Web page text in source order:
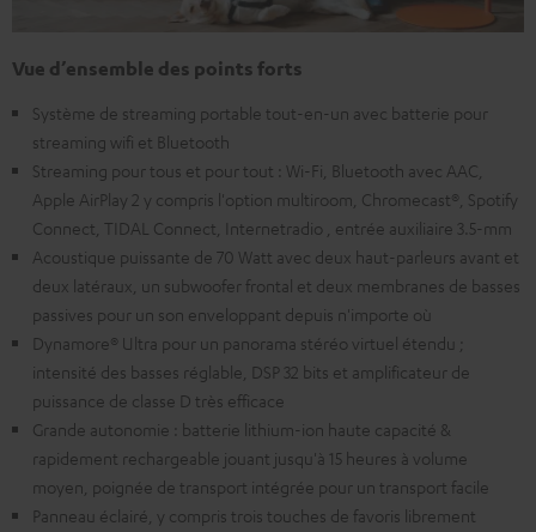
Vue d’ensemble des points forts
Système de streaming portable tout-en-un avec batterie pour
streaming wifi et Bluetooth
Streaming pour tous et pour tout : Wi-Fi, Bluetooth avec AAC,
Apple AirPlay 2 y compris l'option multiroom, Chromecast®, Spotify
Connect, TIDAL Connect, Internetradio , entrée auxiliaire 3.5-mm
Acoustique puissante de 70 Watt avec deux haut-parleurs avant et
deux latéraux, un subwoofer frontal et deux membranes de basses
passives pour un son enveloppant depuis n'importe où
Dynamore® Ultra pour un panorama stéréo virtuel étendu ;
intensité des basses réglable, DSP 32 bits et amplificateur de
puissance de classe D très efficace
Grande autonomie : batterie lithium-ion haute capacité &
rapidement rechargeable jouant jusqu'à 15 heures à volume
moyen, poignée de transport intégrée pour un transport facile
Panneau éclairé, y compris trois touches de favoris librement